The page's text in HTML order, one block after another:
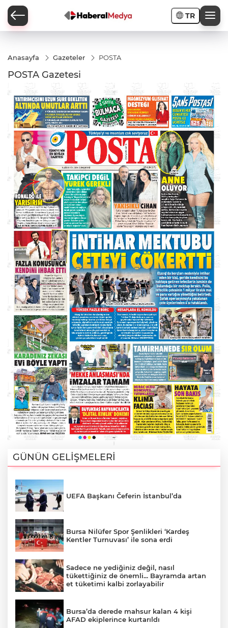
TR
Anasayfa Gazeteler POSTA
POSTA Gazetesi
GÜNÜN GELİŞMELERİ
UEFA Başkanı Čeferin İstanbul’da
Bursa Nilüfer Spor Şenlikleri ‘Kardeş
Kentler Turnuvası’ ile sona erdi
Sadece ne yediğiniz değil, nasıl
tükettiğiniz de önemli... Bayramda artan
et tüketimi kalbi zorlayabilir
Bursa’da derede mahsur kalan 4 kişi
AFAD ekiplerince kurtarıldı